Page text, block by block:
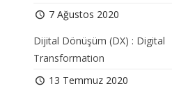
7 Ağustos 2020
Dijital Dönüşüm (DX) : Digital
Transformation
13 Temmuz 2020